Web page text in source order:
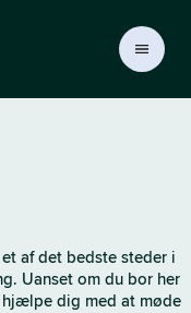
af det bedste steder i
Uanset om du bor her
dig med at møde